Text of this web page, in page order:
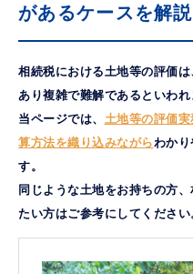
があるケースを解説
相続税における土地等の評価
あり複雑で難解であるといわれ
当ページでは、 土地等の評価
算方法を織り込みながらわか
す。
同じような土地をお持ちの方
たい方はご参考にしてください